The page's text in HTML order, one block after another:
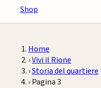
Shop
Home
›Vivi il Rione
›Storia del quartiere
›Pagina 3